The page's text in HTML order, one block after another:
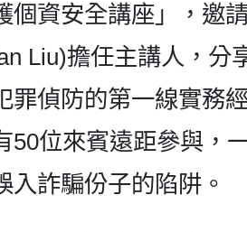
個資安全講座」，邀
Liu)擔任主講人，分
罪偵防的第一線實務
50位來賓遠距參與，
入詐騙份子的陷阱。